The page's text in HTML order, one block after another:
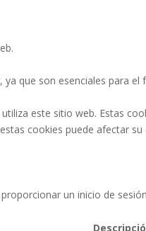
que son esenciales para
este sitio web. Estas
cookies puede afectar su
un inicio de